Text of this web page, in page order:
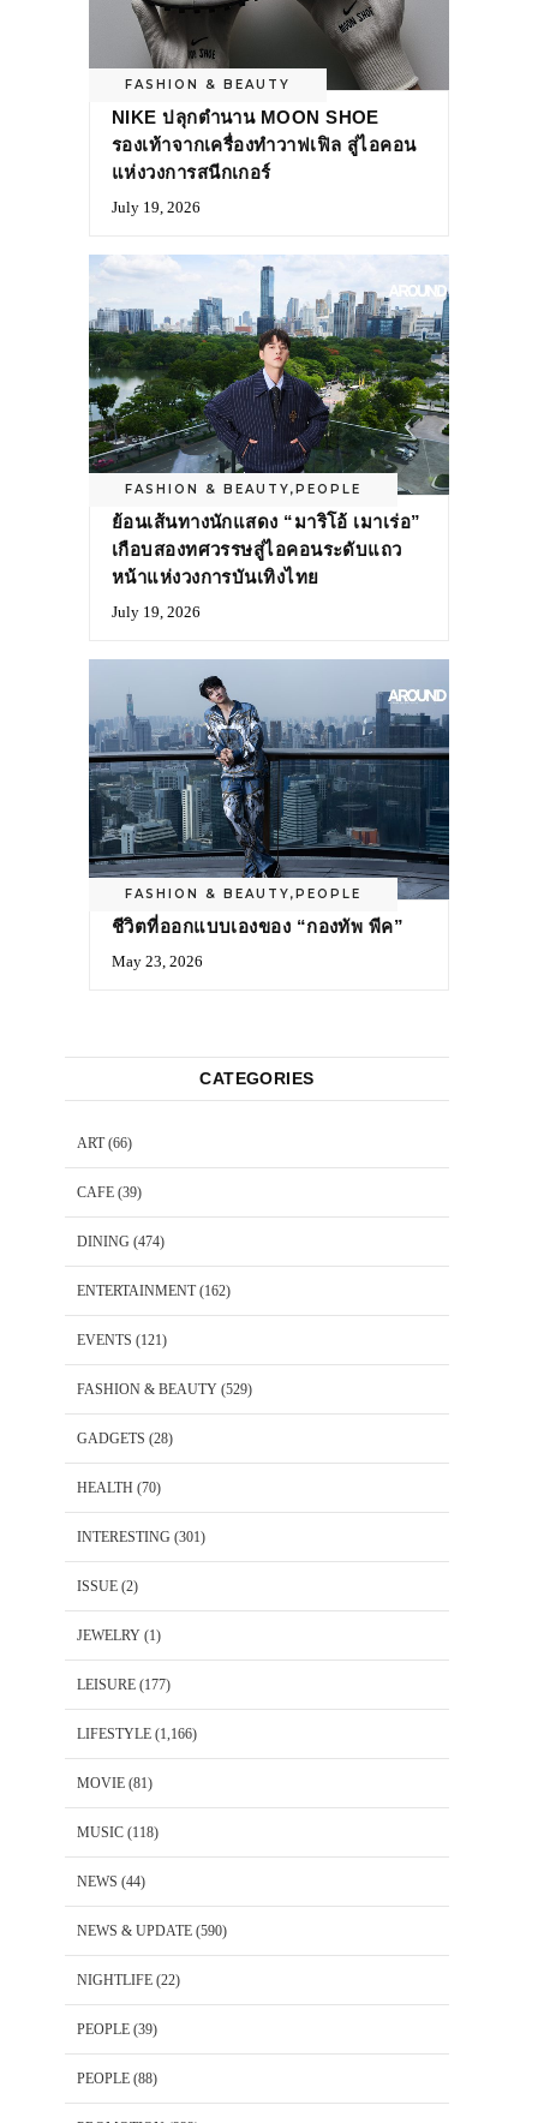
FASHION & BEAUTY
NIKE ปลุกตำนาน MOON SHOE
รองเท้าจากเครื่องทำวาฟเฟิล สู่ไอคอน
แห่งวงการสนีกเกอร์
July 19, 2026
FASHION & BEAUTY,PEOPLE
ย้อนเส้นทางนักแสดง “มาริโอ้ เมาเร่อ”
เกือบสองทศวรรษสู่ไอคอนระดับแถว
หน้าแห่งวงการบันเทิงไทย
July 19, 2026
FASHION & BEAUTY,PEOPLE
ชีวิตที่ออกแบบเองของ “กองทัพ พีค”
May 23, 2026
CATEGORIES
ART(66)
CAFE (39)
DINING (474)
ENTERTAINMENT(162)
EVENTS (121)
FASHION & BEAUTY (529)
GADGETS (28)
HEALTH (70)
INTERESTING (301)
ISSUE (2)
JEWELRY (1)
LEISURE (177)
LIFESTYLE (1,166)
MOVIE (81)
MUSIC (118)
NEWS (44)
NEWS & UPDATE (590)
NIGHTLIFE (22)
PEOPLE (39)
PEOPLE (88)